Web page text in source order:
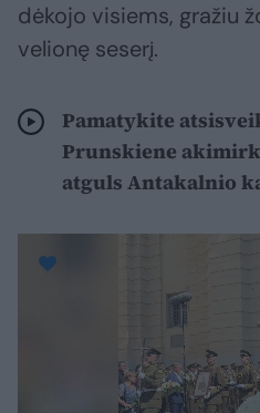
dėkojo visiems, gražiu
velionę seserį.
Pamatykite
Prunskiene
atguls Antakalnio